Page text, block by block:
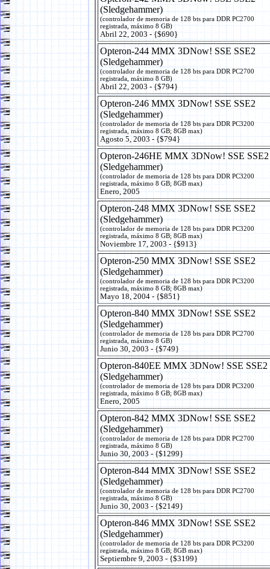
(Sledgehammer)
(controlador de memoria de 128 bts para DDR PC2700
registrada, máximo 8 GB)
Abril 22, 2003 - {$690}
Opteron-244 MMX 3DNow! SSE SSE2
(Sledgehammer)
(controlador de memoria de 128 bts para DDR PC2700
registrada, máximo 8 GB)
Abril 22, 2003 - {$794}
Opteron-246 MMX 3DNow! SSE SSE2
(Sledgehammer)
(controlador de memoria de 128 bts para DDR PC3200
registrada, máximo 8 GB; 8GB max)
Agosto 5, 2003 - {$794}
Opteron-246HE MMX 3DNow! SSE SSE2
(Sledgehammer)
(controlador de memoria de 128 bts para DDR PC3200
registrada, máximo 8 GB; 8GB max)
Enero, 2005
Opteron-248 MMX 3DNow! SSE SSE2
(Sledgehammer)
(controlador de memoria de 128 bts para DDR PC3200
registrada, máximo 8 GB; 8GB max)
Noviembre 17, 2003 - {$913}
Opteron-250 MMX 3DNow! SSE SSE2
(Sledgehammer)
(controlador de memoria de 128 bts para DDR PC3200
registrada, máximo 8 GB; 8GB max)
Mayo 18, 2004 - {$851}
Opteron-840 MMX 3DNow! SSE SSE2
(Sledgehammer)
(controlador de memoria de 128 bts para DDR PC2700
registrada, máximo 8 GB)
Junio 30, 2003 - {$749}
Opteron-840EE MMX 3DNow! SSE SSE2
(Sledgehammer)
(controlador de memoria de 128 bts para DDR PC3200
registrada, máximo 8 GB; 8GB max)
Enero, 2005
Opteron-842 MMX 3DNow! SSE SSE2
(Sledgehammer)
(controlador de memoria de 128 bts para DDR PC2700
registrada, máximo 8 GB)
Junio 30, 2003 - {$1299}
Opteron-844 MMX 3DNow! SSE SSE2
(Sledgehammer)
(controlador de memoria de 128 bts para DDR PC2700
registrada, máximo 8 GB)
Junio 30, 2003 - {$2149}
Opteron-846 MMX 3DNow! SSE SSE2
(Sledgehammer)
(controlador de memoria de 128 bts para DDR PC3200
registrada, máximo 8 GB; 8GB max)
Septiembre 9, 2003 - {$3199}